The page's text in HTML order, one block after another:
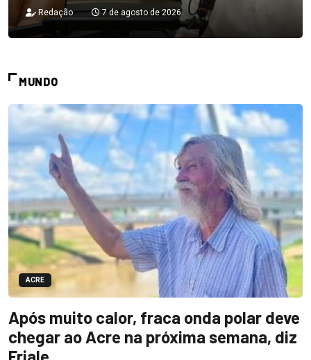
Redação 7 de agosto de 2026
MUNDO
ACRE
Após muito calor, fraca onda polar deve
chegar ao Acre na próxima semana, diz
Friale